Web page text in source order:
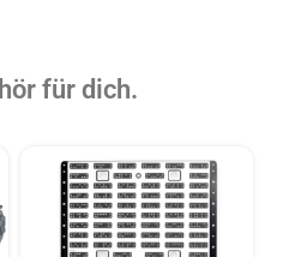
für dich.